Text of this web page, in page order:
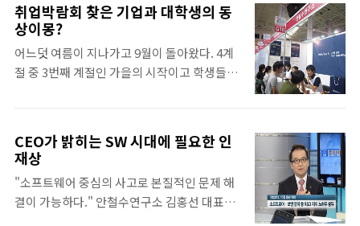
를 설치하고 자사를 설명하고 있었는데 나는
아직은 어려보이는(?) 얼굴 덕분에 누구에게
도 방해받지 않고 이곳저곳을 돌아볼 수 있었
다. 점심 시간이라 한산한 시간에 갔는데도 유
안철수연구소 부스였다. 부스 안에는 3명의 안
랩인이 회사 소개를 하고 있었다. 부스에 들어
가 그들과 대화를 나누었다. 그 시간은 상상 이
상으로 즐거웠다. 물론 아직 시간적 여유가 많
기 때문에 부담없이 대화할 수 있었기 때..
취업박람회 찾은 기업과 대학생의 동
상이몽?
어느덧 여름이 지나가고 9월이 돌아왔다. 4계
절 중 3번째 계절인 가을의 시작이고 학생들에
여러 기업의 공채에 발맞춰, 고려대학교 화정
체육관에서 여러 기업에 대한 정보를 손쉽게
얻을 수 있는 취업박람회가 열렸다. 9월 5일부
터 7일까지 3일 동안 이어진 취업박람회는 한
CEO가 밝히는 SW 시대에 필요한 인
재상
"소프트웨어 중심의 사고로 본질적인 문제 해
결이 가능하다." 안철수연구소 김홍선 대표가